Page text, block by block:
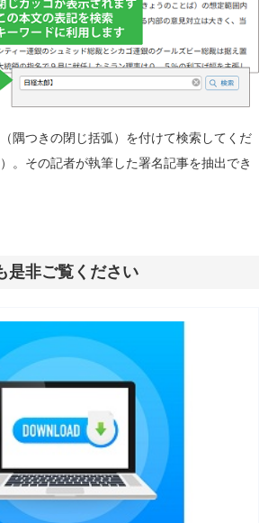
隅つきの閉じ括弧）を付けて検索してくだ
。その記者が執筆した署名記事を抽出でき
是非ご覧ください